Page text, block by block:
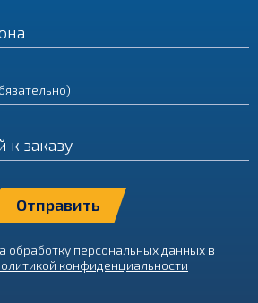
заказу
обработку персональных данных в
конфиденциальности